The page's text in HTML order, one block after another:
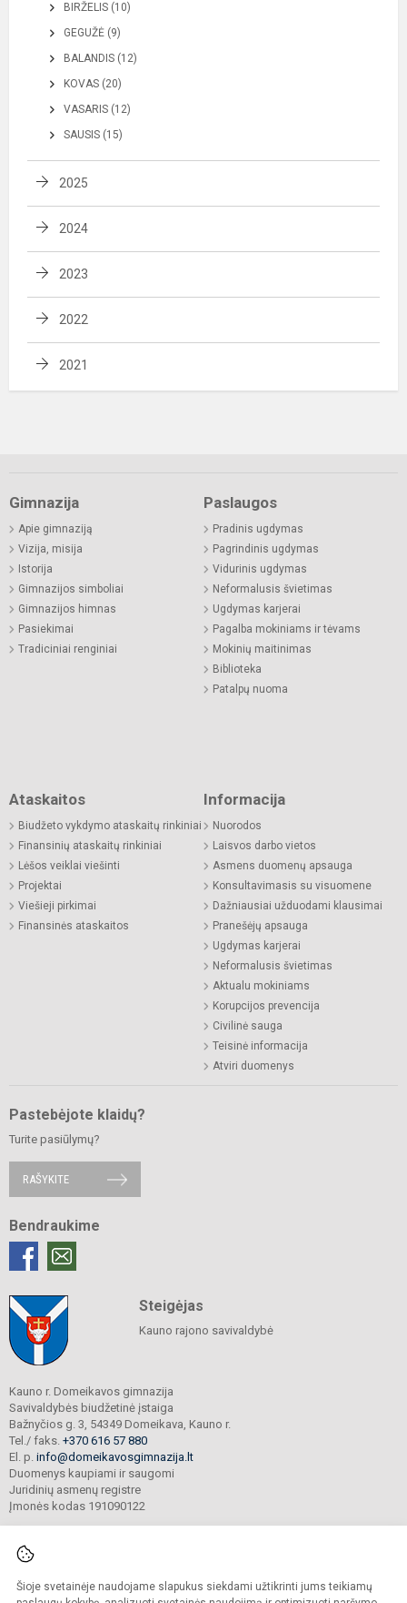
Šioje svetainėje naudojame slapukus siekdami užtikrinti jums teikiamų
BIRŽELIS (10)
GEGUŽĖ (9)
BALANDIS (12)
KOVAS (20)
VASARIS (12)
SAUSIS (15)
2025
2024
2023
2022
2021
Gimnazija
Apie gimnaziją
Vizija, misija
Istorija
Gimnazijos simboliai
Gimnazijos himnas
Pasiekimai
Tradiciniai renginiai
Paslaugos
Pradinis ugdymas
Pagrindinis ugdymas
Vidurinis ugdymas
Neformalusis švietimas
Ugdymas karjerai
Pagalba mokiniams ir tėvams
Mokinių maitinimas
Biblioteka
Patalpų nuoma
Ataskaitos
Biudžeto vykdymo ataskaitų rinkiniai
Finansinių ataskaitų rinkiniai
Lėšos veiklai viešinti
Projektai
Viešieji pirkimai
Finansinės ataskaitos
Informacija
Nuorodos
Laisvos darbo vietos
Asmens duomenų apsauga
Konsultavimasis su visuomene
Dažniausiai užduodami klausimai
Pranešėjų apsauga
Ugdymas karjerai
Neformalusis švietimas
Aktualu mokiniams
Korupcijos prevencija
Civilinė sauga
Teisinė informacija
Atviri duomenys
Pastebėjote klaidų?
Turite pasiūlymų?
RAŠYKITE
Bendraukime
Steigėjas
Kauno rajono savivaldybė
Kauno r. Domeikavos gimnazija
Savivaldybės biudžetinė įstaiga
Bažnyčios g. 3, 54349 Domeikava, Kauno r.
Tel./ faks. +370 616 57 880
El. p. info@domeikavosgimnazija.lt
Duomenys kaupiami ir saugomi
Juridinių asmenų registre
Įmonės kodas 191090122
© 2021. Kauno r. Domeikavos gimnazija. Visos teisės saugomos.